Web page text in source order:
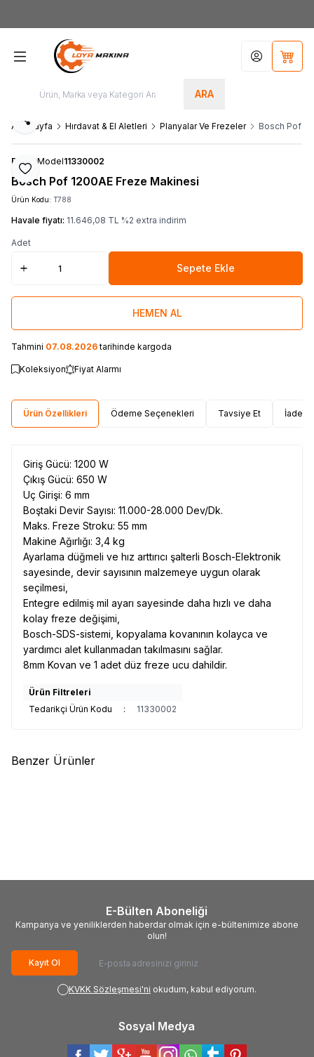
ARA
Hesabım
Ana Sayfa Hırdavat & El Aletleri Planyalar Ve Frezeler Bosch Pof
Favoriye Ekle
Paylaş
BoschModel11330002
Bosch Pof 1200AE Freze Makinesi
Ürün Kodu: T788
Havale fiyatı: 11.646,08 TL %2 extra indirim
Adet
Sepete Ekle
HEMEN AL
Tahmini 07.08.2026tarihinde kargoda
Koleksiyon Fiyat Alarmı
Ürün Özellikleri Ödeme Seçenekleri Tavsiye Et İade
Giriş Gücü: 1200 W
Çıkış Gücü: 650 W
Uç Girişi: 6 mm
Boştaki Devir Sayısı: 11.000-28.000 Dev/Dk.
Maks. Freze Stroku: 55 mm
Makine Ağırlığı: 3,4 kg
Ayarlama düğmeli ve hız arttırıcı şalterli Bosch-Elektronik
sayesinde, devir sayısının malzemeye uygun olarak
seçilmesi,
Entegre edilmiş mil ayarı sayesinde daha hızlı ve daha
kolay freze değişimi,
Bosch-SDS-sistemi, kopyalama kovanının kolayca ve
yardımcı alet kullanmadan takılmasını sağlar.
8mm Kovan ve 1 adet düz freze ucu dahildir.
Ürün Filtreleri
Tedarikçi Ürün Kodu
: 11330002
Benzer Ürünler
E-Bülten Aboneliği
Kampanya ve yeniliklerden haberdar olmak için e-bültenimize abone
olun!
Kayıt Ol
KVKK Sözleşmesi'ni okudum, kabul ediyorum.
Sosyal Medya